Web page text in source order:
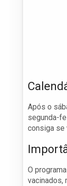
Após o
segunda-
consiga se
O
vacinados,